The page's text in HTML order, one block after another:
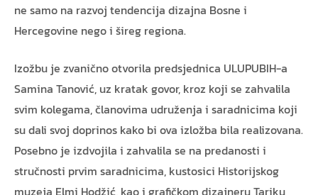
ne samo na razvoj tendencija dizajna Bosne i
Hercegovine nego i šireg regiona.
Izožbu je zvanično otvorila predsjednica ULUPUBIH-a
Samina Tanović, uz kratak govor, kroz koji se zahvalila
svim kolegama, članovima udruženja i saradnicima koji
su dali svoj doprinos kako bi ova izložba bila realizovana.
Posebno je izdvojila i zahvalila se na predanosti i
stručnosti prvim saradnicima, kustosici Historijskog
muzeja Elmi Hodžić, kao i grafičkom dizajneru Tariku